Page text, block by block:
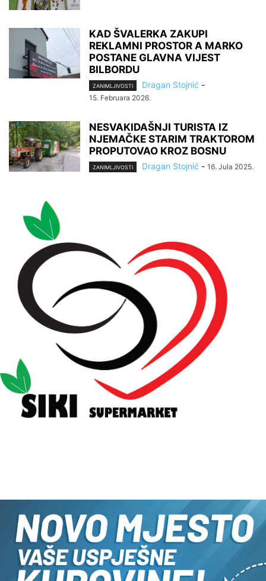
KAD ŠVALERKA ZAKUPI
REKLAMNI PROSTOR A MARKO
POSTANE GLAVNA VIJEST
BILBORDU
ZANIMLJIVOSTI Dragan Stojnić -
15. Februara 2026.
NESVAKIDAŠNJI TURISTA IZ
NJEMAČKE STARIM TRAKTOROM
PROPUTOVAO KROZ BOSNU
ZANIMLJIVOSTI Dragan Stojnić - 16. Jula 2025.